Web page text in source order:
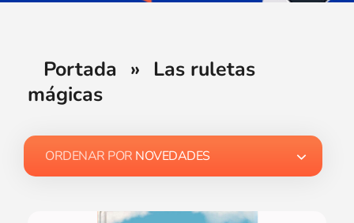
Portada » Las ruletas
mágicas
ORDENAR POR NOVEDADES